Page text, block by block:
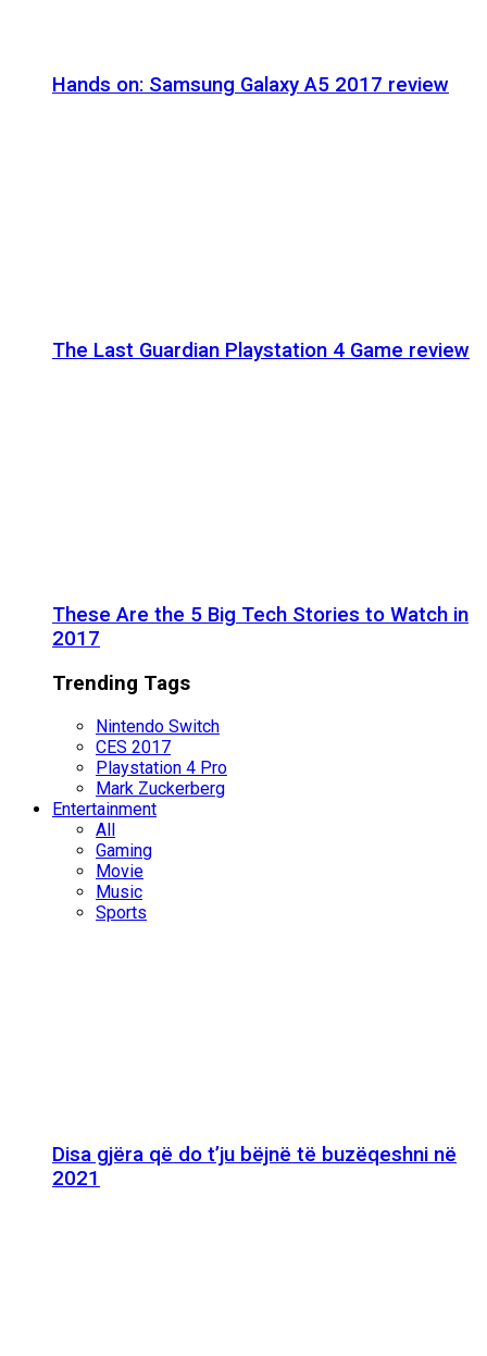
Hands on: Samsung Galaxy A5 2017 review
The Last Guardian Playstation 4 Game review
These Are the 5 Big Tech Stories to Watch in
2017
Trending Tags
Nintendo Switch
CES 2017
Playstation 4 Pro
Mark Zuckerberg
Entertainment
All
Gaming
Movie
Music
Sports
Disa gjëra që do t’ju bëjnë të buzëqeshni në
2021